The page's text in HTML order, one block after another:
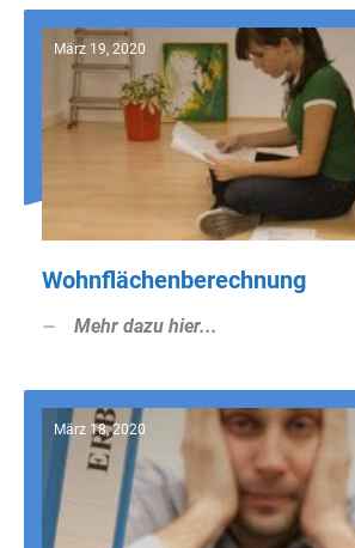
März 19, 2020
Wohnflächenberechnung
Mehr dazu hier...
März 18, 2020